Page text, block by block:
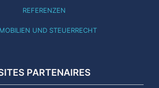
REFERENZEN
UND STEUERRECHT
PARTENAIRES